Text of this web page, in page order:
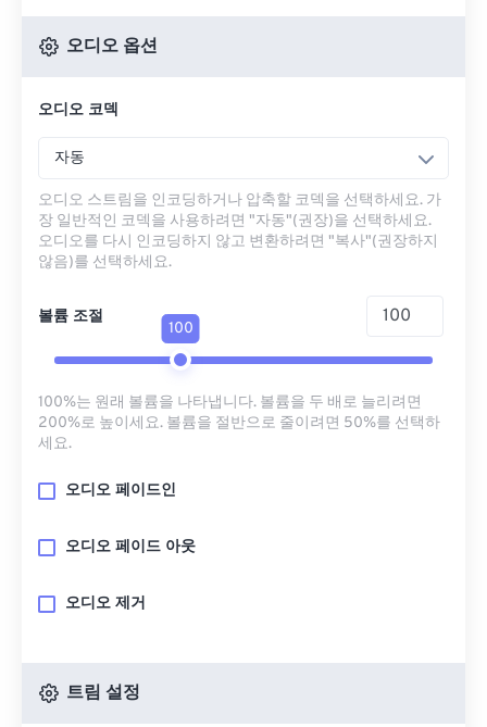
오디오 옵션
오디오 코덱
자동
오디오 스트림을 인코딩하거나 압축할 코덱을 선택하세요. 가
장 일반적인 코덱을 사용하려면 "자동"(권장)을 선택하세요.
오디오를 다시 인코딩하지 않고 변환하려면 "복사"(권장하지
않음)를 선택하세요.
볼륨 조절
100
100%는 원래 볼륨을 나타냅니다. 볼륨을 두 배로 늘리려면
200%로 높이세요. 볼륨을 절반으로 줄이려면 50%를 선택하
세요.
오디오 페이드인
오디오 페이드 아웃
오디오 제거
트림 설정